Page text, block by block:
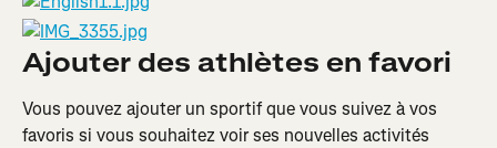
Ajouter des athlètes en favori
Vous pouvez ajouter un sportif que vous suivez à vos
favoris si vous souhaitez voir ses nouvelles activités